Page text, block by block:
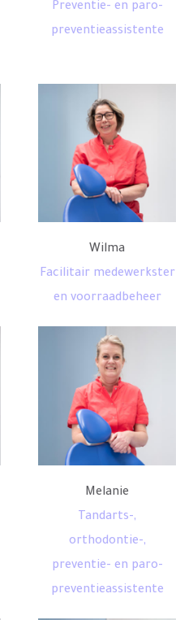
Preventie- en paro-
preventieassistente
Wilma
Facilitair medewerkster
en voorraadbeheer
Melanie
Tandarts-,
orthodontie-,
preventie- en paro-
preventieassistente